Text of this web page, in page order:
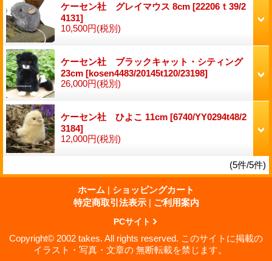
ケーセン社 グレイマウス 8cm [22206ｔ39/2
4131]
10,500円(税別)
ケーセン社 ブラックキャット・シティング
23cm [kosen4483/20145t120/23198]
26,000円(税別)
ケーセン社 ひよこ 11cm [6740/YY0294t48/2
3184]
12,000円(税別)
(5件/5件)
ホーム | ショッピングカート
特定商取引法表示 | ご利用案内
PCサイト
Copyright© 2002 takes. All rights reserved. このサイトに掲載の
イラスト・写真・文章の 無断転載を禁じます。